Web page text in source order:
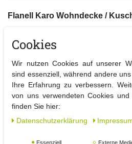
Flanell Karo Wohndecke /
Diese kuschelige Wohndecke zaubert
elegante Raumatmosphäre in Ihr
Eine schöne Kuscheldecke aus
mit sanften Farben fügt sie sich in
Die pflegeleichte Decke kann einfach
Waschmaschine gewaschen und
werden.
besteht aus 100 % Polyester.
Cookies
Wir nutzen Cookies auf unserer
sind essenziell, während andere
Ihre Erfahrung zu verbessern.
von uns verwendeten Cookies
finden Sie hier:
Daten­schutz­erklärung
Essenziell Externe